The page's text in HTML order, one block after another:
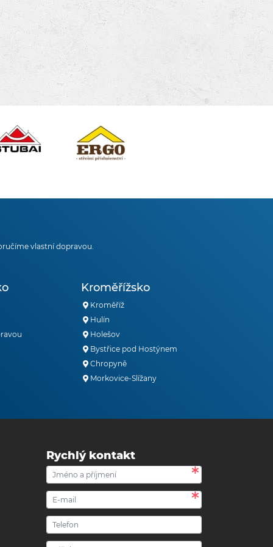
vlastní dopravou.
Kroměřížsko
Kroměříž
Hulín
Holešov
Bystřice pod Hostýnem
Chropyně
Morkovice-Slížany
Rychlý kontakt